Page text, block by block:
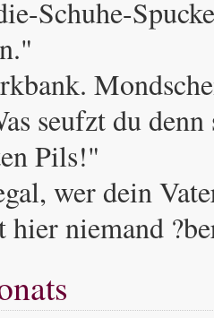
Schuhe-
seufzt du
Pils!"
wer dein
hier niemand